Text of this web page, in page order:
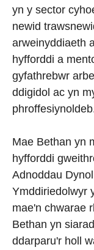
yn y sector
newid
arweinyddiaeth
hyfforddi a
gyfathrebwr
ddigidol ac yn
Mae Bethan yn
hyfforddi
Adnoddau
Ymddiriedolwyr
mae'n chwarae
Bethan yn
ddarparu'r holl